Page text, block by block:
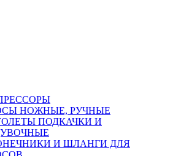
НОЖНЫЕ, РУЧНЫЕ
ПОДКАЧКИ И
И ШЛАНГИ ДЛЯ